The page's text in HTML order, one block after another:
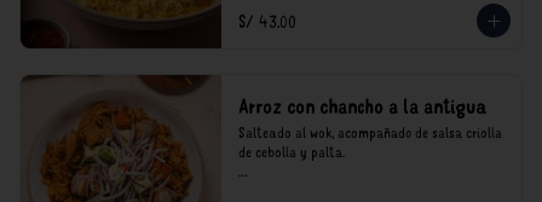
S/ 43.00
Arroz con chancho a la antigua
Salteado al wok, acompañado de salsa criolla
de cebolla y palta.